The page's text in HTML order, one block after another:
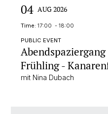
04 AUG 2026
Time: 17:00 - 18:00
PUBLIC EVENT
Frühling -
mit Nina Dubach